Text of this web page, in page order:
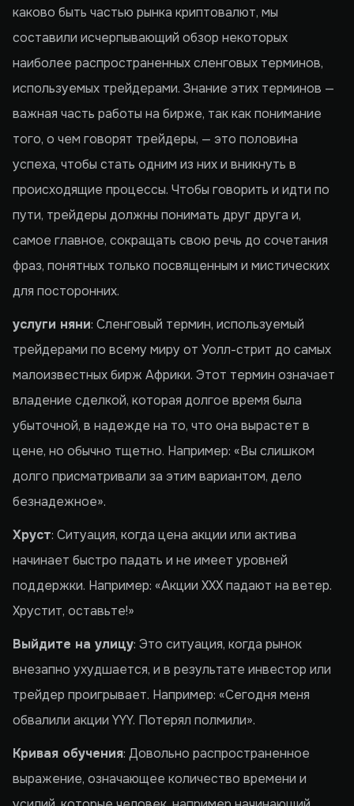
каково быть частью рынка криптовалют, мы
составили исчерпывающий обзор некоторых
наиболее распространенных сленговых терминов,
используемых трейдерами. Знание этих терминов —
важная часть работы на бирже, так как понимание
того, о чем говорят трейдеры, — это половина
успеха, чтобы стать одним из них и вникнуть в
происходящие процессы. Чтобы говорить и идти по
пути, трейдеры должны понимать друг друга и,
самое главное, сокращать свою речь до сочетания
фраз, понятных только посвященным и мистических
для посторонних.
услуги няни: Сленговый термин, используемый
трейдерами по всему миру от Уолл-стрит до самых
малоизвестных бирж Африки. Этот термин означает
владение сделкой, которая долгое время была
убыточной, в надежде на то, что она вырастет в
цене, но обычно тщетно. Например: «Вы слишком
долго присматривали за этим вариантом, дело
безнадежное».
Хруст: Ситуация, когда цена акции или актива
начинает быстро падать и не имеет уровней
поддержки. Например: «Акции XXX падают на ветер.
Хрустит, оставьте!»
Выйдите на улицу: Это ситуация, когда рынок
внезапно ухудшается, и в результате инвестор или
трейдер проигрывает. Например: «Сегодня меня
обвалили акции YYY. Потерял полмили».
Кривая обучения: Довольно распространенное
выражение, означающее количество времени и